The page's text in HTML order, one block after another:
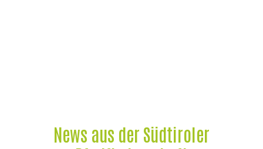
News aus der Südtiroler